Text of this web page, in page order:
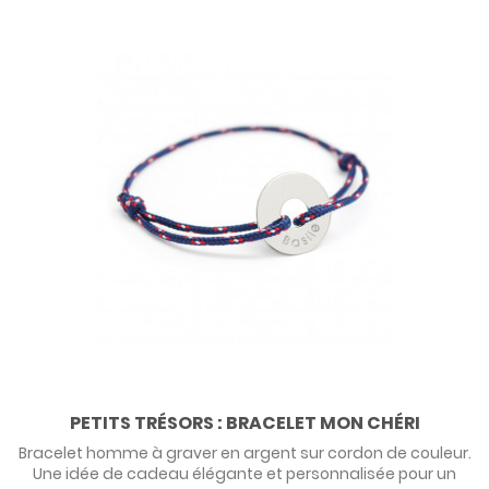
PETITS TRÉSORS : BRACELET MON CHÉRI
Bracelet homme à graver en argent sur cordon de couleur.
Une idée de cadeau élégante et personnalisée pour un